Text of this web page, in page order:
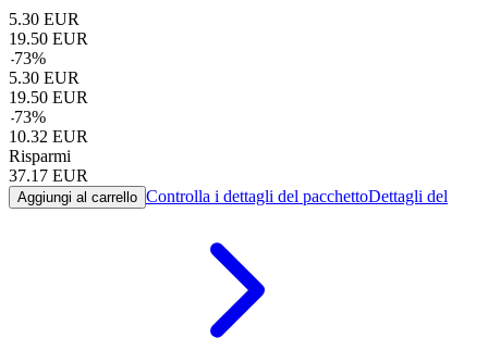
5.30 EUR
19.50 EUR
-73%
5.30 EUR
19.50 EUR
-73%
10.32 EUR
Risparmi
37.17 EUR
Aggiungi al carrello Controlla i dettagli del pacchettoDettagli del